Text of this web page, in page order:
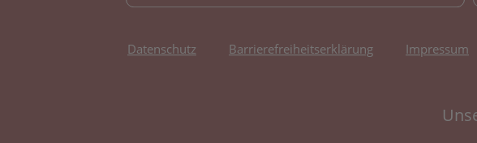
Datenschutz Barrierefreiheitserklärung Impressum